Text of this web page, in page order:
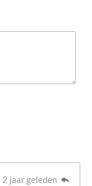
2 jaar geleden